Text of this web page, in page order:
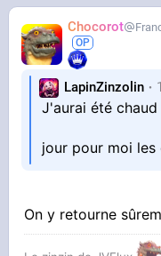
Chocorot
LapinZinzolin
J'aurai été
jour pour moi
On y retourne